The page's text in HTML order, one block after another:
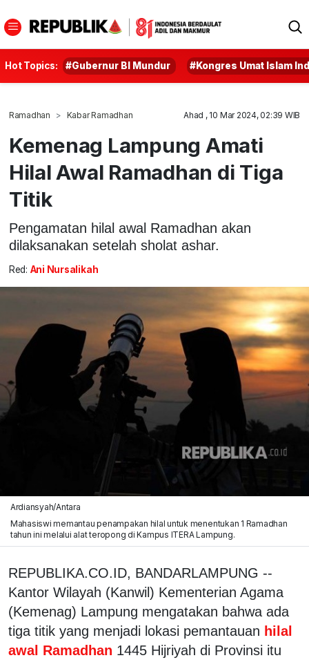
Hot Topics: #Gubernur BI Mundur #Kongres Umat Islam
Ramadhan Kabar Ramadhan Ahad , 10 Mar 2024, 02:39 WIB
Kemenag Lampung Amati
Hilal Awal Ramadhan di Tiga
Titik
Pengamatan hilal awal Ramadhan akan
dilaksanakan setelah sholat ashar.
Red: Ani Nursalikah
Ardiansyah/Antara
Mahasiswi memantau penampakan hilal untuk menentukan 1 Ramadhan
tahun ini melalui alat teropong di Kampus ITERA Lampung.
REPUBLIKA.CO.ID, BANDARLAMPUNG --
Kantor Wilayah (Kanwil) Kementerian Agama
(Kemenag) Lampung mengatakan bahwa ada
tiga titik yang menjadi lokasi pemantauan hilal
awal Ramadhan 1445 Hijriyah di Provinsi itu